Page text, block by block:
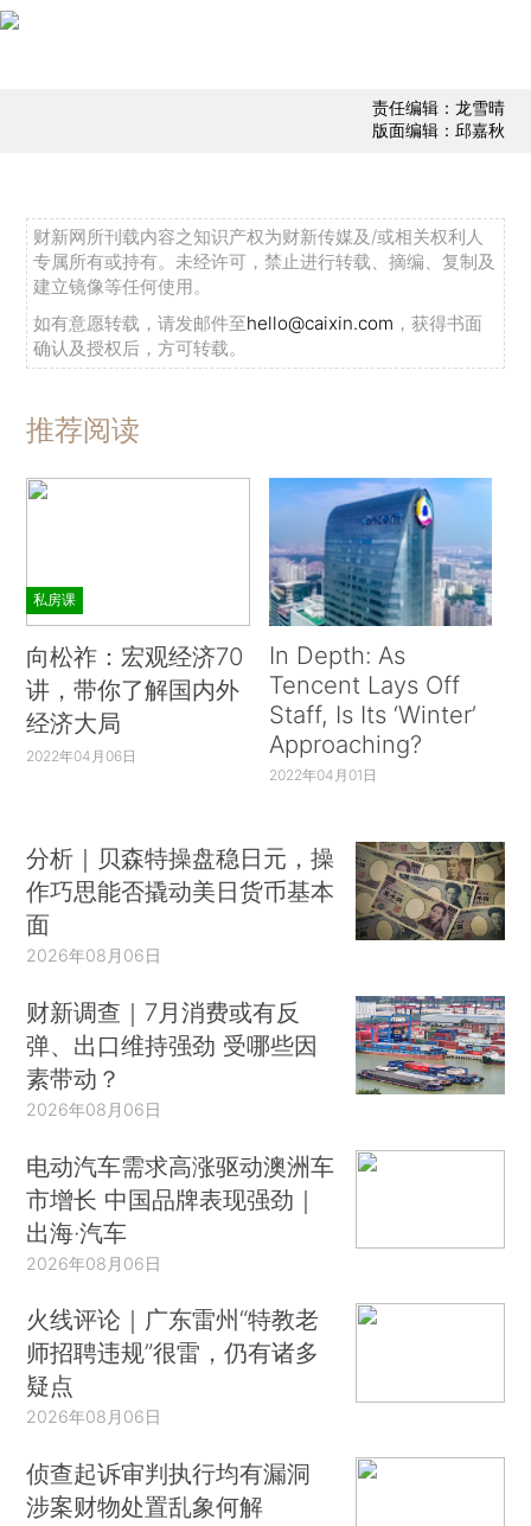
责任编辑：龙雪晴
版面编辑：邱嘉秋
财新网所刊载内容之知识产权为财新传媒及/或相关权利人
专属所有或持有。未经许可，禁止进行转载、摘编、复制及
建立镜像等任何使用。
如有意愿转载，请发邮件至hello@caixin.com ，获得书面
确认及授权后，方可转载。
推荐阅读
私房课
向松祚：宏观经济70
讲，带你了解国内外
经济大局
2022年04月06日
In Depth: As
Tencent Lays Off
Staff, Is Its ‘Winter’
Approaching?
2022年04月01日
分析｜贝森特操盘稳日元，操
作巧思能否撬动美日货币基本
面
2026年08月06日
财新调查｜7月消费或有反
弹、出口维持强劲 受哪些因
素带动？
2026年08月06日
电动汽车需求高涨驱动澳洲车
市增长 中国品牌表现强劲｜
出海·汽车
2026年08月06日
火线评论｜广东雷州“特教老
师招聘违规”很雷，仍有诸多
疑点
2026年08月06日
侦查起诉审判执行均有漏洞
涉案财物处置乱象何解